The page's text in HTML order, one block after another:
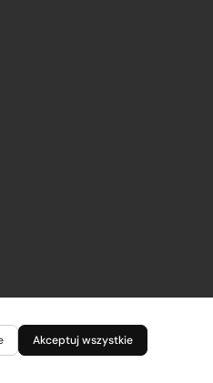
Akceptuj wszystkie